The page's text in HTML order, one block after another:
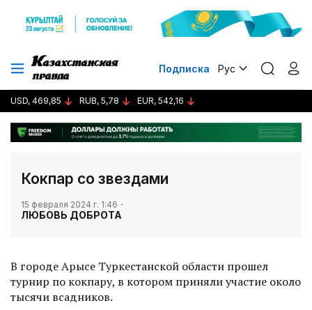
Подписка Рус
USD, 469,85 RUB, 5,78 EUR, 542,16
Кокпар со звездами
15 февраля 2024 г. 1:46
ЛЮБОВЬ ДОБРОТА
В городе Арысе Туркестанской области прошел
турнир по кокпару, в котором приняли участие около
тысячи всадников.